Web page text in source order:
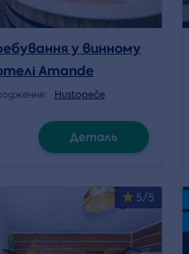
у винному
Amande
Hustopeče
Деталь
5/5